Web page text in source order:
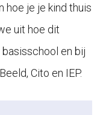
hoe je je kind thuis
uit hoe dit
en bij
Cito en IEP.